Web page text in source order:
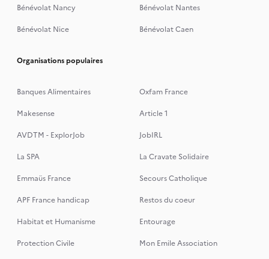
Bénévolat Nancy
Bénévolat Nantes
Bénévolat Nice
Bénévolat Caen
Organisations populaires
Banques Alimentaires
Oxfam France
Makesense
Article 1
AVDTM - ExplorJob
JobIRL
La SPA
La Cravate Solidaire
Emmaüs France
Secours Catholique
APF France handicap
Restos du coeur
Habitat et Humanisme
Entourage
Protection Civile
Mon Emile Association